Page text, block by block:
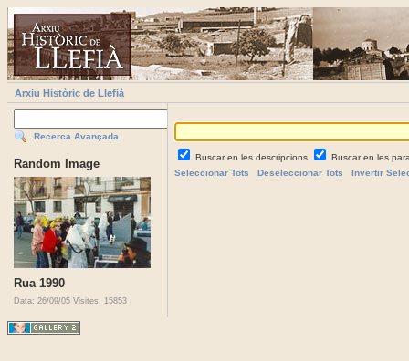
Arxiu Històric de Llefià
Recerca Avançada
Random Image
Rua 1990
Data: 26/09/05 Visites: 15853
Buscar en les descripcions
Buscar en les
Seleccionar Tots
Deseleccionar Tots Invertir